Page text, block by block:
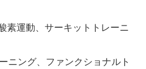
素運動、サーキットトレーニ
ニング、ファンクショナルト